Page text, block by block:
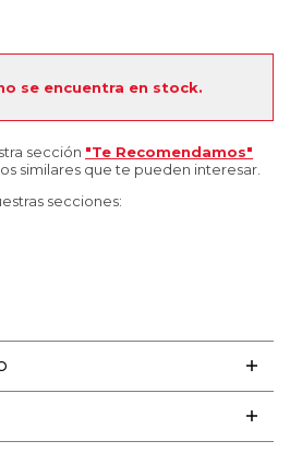
se encuentra en stock.
sección "Te Recomendamos"
similares que te pueden interesar.
secciones: